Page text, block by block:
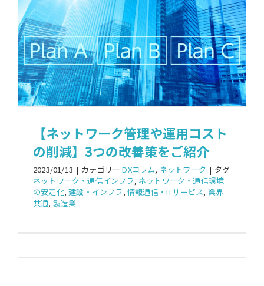
【ネットワーク管理や運用コスト
の削減】3つの改善策をご紹介
2023/01/13 | カテゴリーDXコラム, ネットワーク | タグ
ネットワーク・通信インフラ, ネットワーク・通信環境
の安定化,建設・インフラ,情報通信・ITサービス, 業界
共通, 製造業